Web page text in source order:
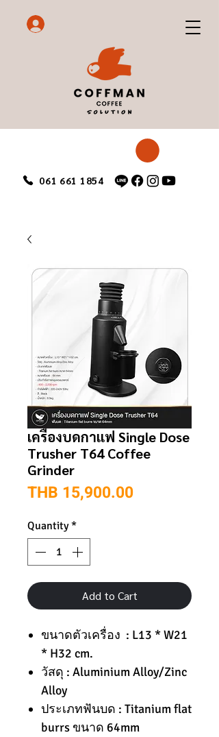
061 661 1854
เครื่องบดกาแฟ Single Dose
Trusher T64 Coffee
Grinder
THB 15,900.00Price
Quantity *
Add to Cart
ขนาดตัวเครื่อง : L13 * W21
* H32 cm.
วัสดุ : Aluminium Alloy/Zinc
Alloy
ประเภทฟันบด : Titanium flat
burrs ขนาด 64mm